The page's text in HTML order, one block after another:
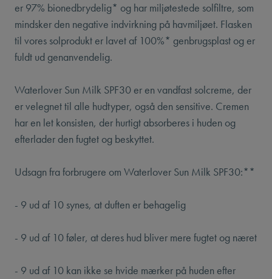
er 97% bionedbrydelig* og har miljøtestede solfiltre, som
mindsker den negative indvirkning på havmiljøet. Flasken
til vores solprodukt er lavet af 100%* genbrugsplast og er
fuldt ud genanvendelig.
Waterlover Sun Milk SPF30 er en vandfast solcreme, der
er velegnet til alle hudtyper, også den sensitive. Cremen
har en let konsisten, der hurtigt absorberes i huden og
efterlader den fugtet og beskyttet.
Udsagn fra forbrugere om Waterlover Sun Milk SPF30:**
- 9 ud af 10 synes, at duften er behagelig
- 9 ud af 10 føler, at deres hud bliver mere fugtet og næret
- 9 ud af 10 kan ikke se hvide mærker på huden efter